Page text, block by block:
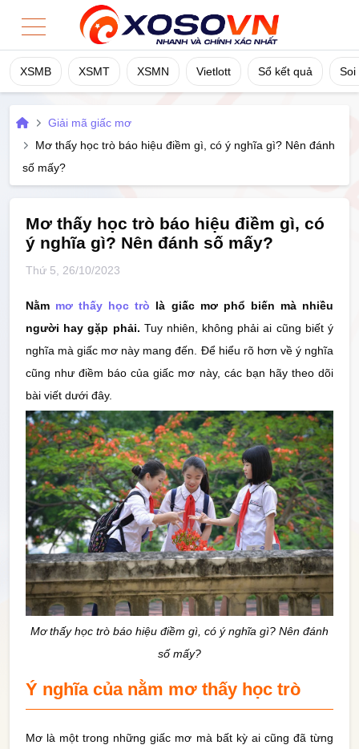
XSMB XSMT XSMN Vietlott Sổ kết quả Soi
Home
XSMT
XSMN
Sổ Kết Quả
TK Cầu
Thống Kê
Công cụ
Quay Thử
Sổ
Mơ
Tin
Tức
Giải mã giấc mơ
Mơ thấy học trò báo hiệu điềm gì, có ý nghĩa gì? Nên đánh
số mấy?
Mơ thấy học trò báo hiệu điềm gì, có
ý nghĩa gì? Nên đánh số mấy?
Thứ 5, 26/10/2023
Nằm mơ thấy học trò là giấc mơ phổ biến mà nhiều
người hay gặp phải. Tuy nhiên, không phải ai cũng biết ý
nghĩa mà giấc mơ này mang đến. Để hiểu rõ hơn về ý nghĩa
cũng như điềm báo của giấc mơ này, các bạn hãy theo dõi
bài viết dưới đây.
Mơ thấy học trò báo hiệu điềm gì, có ý nghĩa gì? Nên đánh
số mấy?
Ý nghĩa của nằm mơ thấy học trò
Mơ là một trong những giấc mơ mà bất kỳ ai cũng đã từng